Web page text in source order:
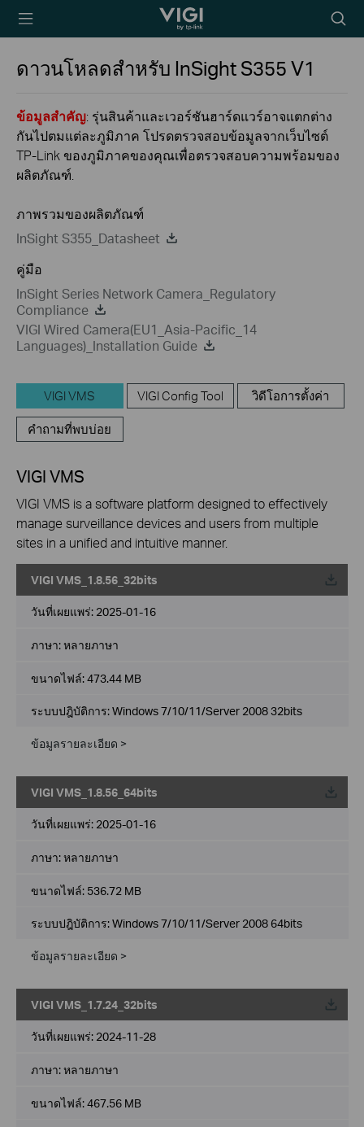
TP-Link, Reliably
icon
ดาวนโหลดสำหรับ InSight S355V1
ข้อมูลสำคัญ: รุ่นสินค้าและเวอร์ชันฮาร์ดแวร์อาจแตกต่าง
กันไปตมแต่ละภูมิภาค โปรดตรวจสอบข้อมูลจากเว็บไซต์
TP-Link ของภูมิภาคของคุณเพื่อตรวจสอบความพร้อมของ
ผลิตภัณฑ์.
ภาพรวมของผลิตภัณฑ์
InSight S355_Datasheet
คู่มือ
InSight Series Network Camera_Regulatory
Compliance
VIGI Wired Camera(EU1_Asia-Pacific_14
Languages)_Installation Guide
VIGI VMS VIGI Config Tool วิดีโอการตั้งค่า
คำถามที่พบบ่อย
VIGI VMS
VIGI VMS is a software platform designed to effectively
manage surveillance devices and users from multiple
sites in a unified and intuitive manner.
VIGI VMS_1.8.56_32bits
วันที่เผยแพร่: 2025-01-16
ภาษา:หลายภาษา
ขนาดไฟล์:473.44 MB
ระบบปฎิบัติการ: Windows 7/10/11/Server 2008 32bits
ข้อมูลรายละเอียด >
VIGI VMS_1.8.56_64bits
วันที่เผยแพร่: 2025-01-16
ภาษา:หลายภาษา
ขนาดไฟล์: 536.72 MB
ระบบปฎิบัติการ: Windows 7/10/11/Server 2008 64bits
ข้อมูลรายละเอียด >
VIGI VMS_1.7.24_32bits
วันที่เผยแพร่: 2024-11-28
ภาษา:หลายภาษา
ขนาดไฟล์:467.56 MB